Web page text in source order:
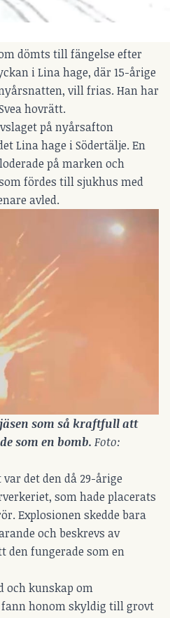
dömts till fängelse efter
i Lina hage, där 15-årige
vill frias. Han har
hovrätt.
på nyårsafton
Lina hage i Södertälje. En
på marken och
fördes till sjukhus med
avled.
som en bomb. Foto:
det den då 29-årige
som hade placerats
Explosionen skedde bara
och beskrevs av
den fungerade som en
och kunskap om
honom skyldig till grovt